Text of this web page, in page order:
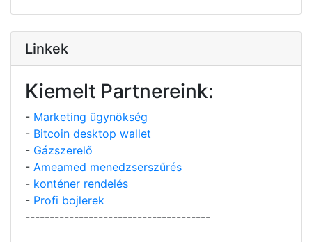
Linkek
Kiemelt Partnereink:
- Marketing ügynökség
- Bitcoin desktop wallet
- Gázszerelő
- Ameamed menedzserszűrés
- konténer rendelés
- Profi bojlerek
--------------------------------------